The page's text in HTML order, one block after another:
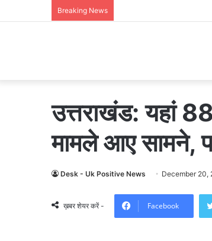
Breaking News
उत्तराखंड: यहां
मामले आए सामने,
Desk - Uk Positive News December 20,
ख़बर शेयर करें - Facebook